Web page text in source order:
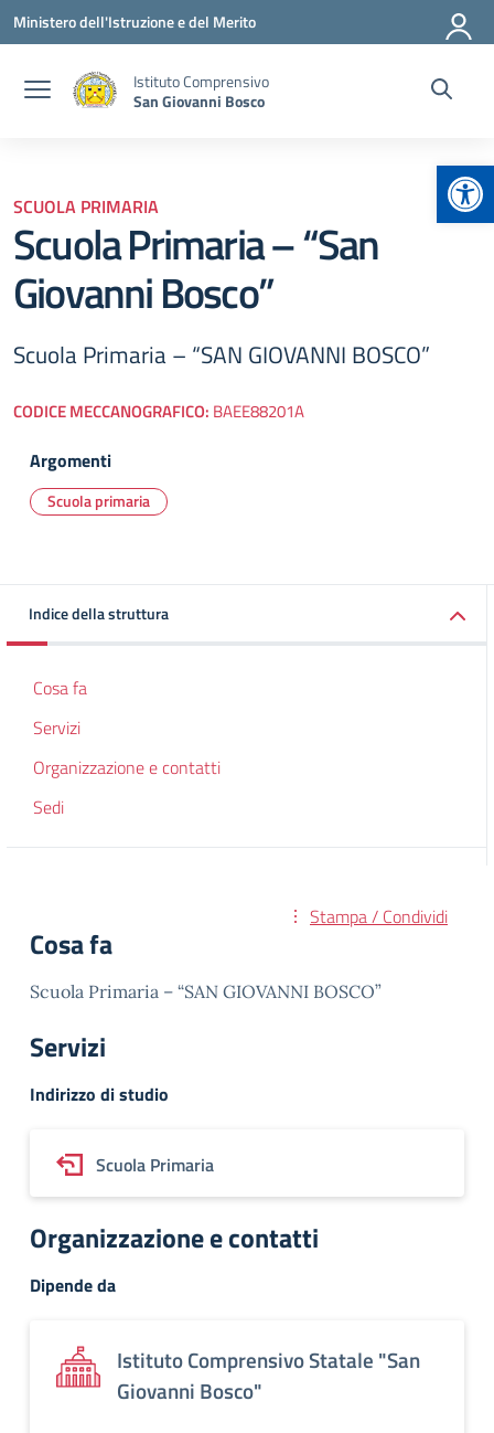
Vai ai contenuti
Vai al menu di navigazione
Vai al footer
Ministero dell'Istruzione e del Merito
Istituto Comprensivo
San Giovanni Bosco
SCUOLA PRIMARIA
Scuola Primaria – “San
Giovanni Bosco”
Scuola Primaria – “SAN GIOVANNI BOSCO”
CODICE MECCANOGRAFICO: BAEE88201A
Argomenti
Scuola primaria
Indice della struttura
Cosa fa
Servizi
Organizzazione e contatti
Sedi
Stampa / Condividi
Cosa fa
Scuola Primaria – “SAN GIOVANNI BOSCO”
Servizi
Indirizzo di studio
Scuola Primaria
Organizzazione e contatti
Dipende da
Istituto Comprensivo Statale "San
Giovanni Bosco"